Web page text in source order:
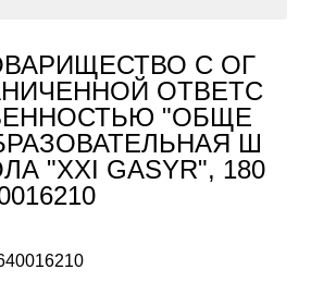
С ОГ
ОТВЕТС
"ОБЩЕ
Ш
"XXI GASYR", 180